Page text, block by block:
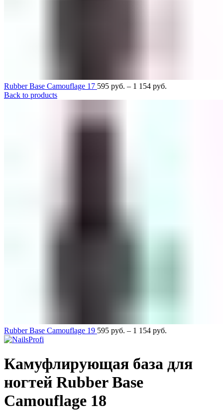
Rubber Base Camouflage 17 595 руб. – 1 154 руб.
Back to products
Rubber Base Camouflage 19 595 руб. – 1 154 руб.
Камуфлирующая база для
ногтей Rubber Base
Camouflage 18